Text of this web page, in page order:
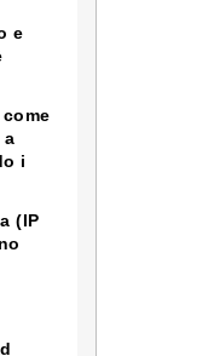
e
a
i
(IP